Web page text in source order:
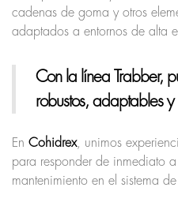
cadenas de goma y otros
adaptados a entornos de alta
Con la línea Trabber,
robustos, adaptables
En Cohidrex, unimos
para responder de inmediato
mantenimiento en el sistema